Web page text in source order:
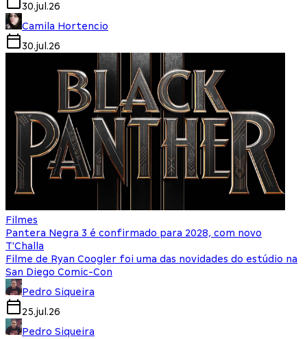
30.jul.26
Camila Hortencio
30.jul.26
Filmes
Pantera Negra 3 é confirmado para 2028, com novo
T'Challa
Filme de Ryan Coogler foi uma das novidades do estúdio na
San Diego Comic-Con
Pedro Siqueira
25.jul.26
Pedro Siqueira